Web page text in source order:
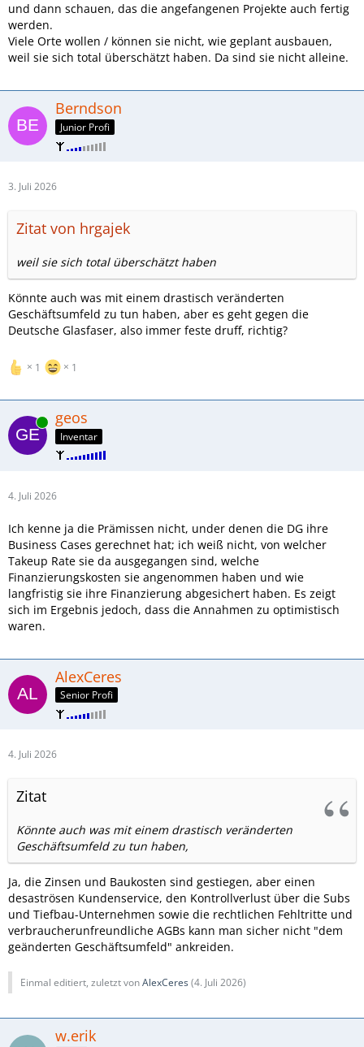
und dann schauen, das die angefangenen Projekte auch fertig
werden.
Viele Orte wollen / können sie nicht, wie geplant ausbauen,
weil sie sich total überschätzt haben. Da sind sie nicht alleine.
Berndson
Junior Profi
3. Juli 2026
Zitat von hrgajek
weil sie sich total überschätzt haben
Könnte auch was mit einem drastisch veränderten
Geschäftsumfeld zu tun haben, aber es geht gegen die
Deutsche Glasfaser, also immer feste druff, richtig?
1 1
Online geos
Inventar
4. Juli 2026
Ich kenne ja die Prämissen nicht, under denen die DG ihre
Business Cases gerechnet hat; ich weiß nicht, von welcher
Takeup Rate sie da ausgegangen sind, welche
Finanzierungskosten sie angenommen haben und wie
langfristig sie ihre Finanzierung abgesichert haben. Es zeigt
sich im Ergebnis jedoch, dass die Annahmen zu optimistisch
waren.
AlexCeres
Senior Profi
4. Juli 2026
Zitat
Könnte auch was mit einem drastisch veränderten
Geschäftsumfeld zu tun haben,
Ja, die Zinsen und Baukosten sind gestiegen, aber einen
desaströsen Kundenservice, den Kontrollverlust über die Subs
und Tiefbau-Unternehmen sowie die rechtlichen Fehltritte und
verbraucherunfreundliche AGBs kann man sicher nicht "dem
geänderten Geschäftsumfeld" ankreiden.
Einmal editiert, zuletzt vonAlexCeres(4. Juli 2026)
w.erik